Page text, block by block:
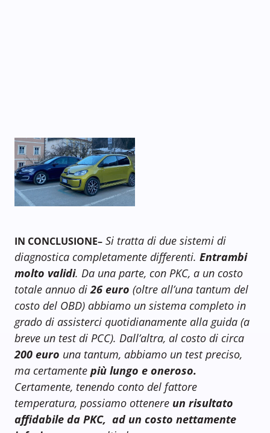
IN CONCLUSIONE– Si tratta di due sistemi di
diagnostica completamente differenti. Entrambi
molto validi. Da una parte, con PKC, a un costo
totale annuo di26 euro (oltre all’una tantum del
costo del OBD) abbiamo un sistema completo in
grado di assisterci quotidianamente alla guida (a
breve un test di PCC). Dall’altra, al costo di circa
200 euro una tantum, abbiamo un test preciso,
ma certamente più lungo e oneroso.
Certamente, tenendo conto del fattore
temperatura, possiamo ottenere un risultato
affidabile da PKC, ad un costo nettamente